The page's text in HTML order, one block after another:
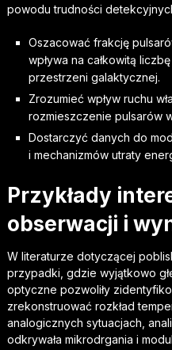
powodu trudności
Oszacować frakcję
wpływa na całkowitą
przestrzeni galaktycznej.
Zrozumieć wpływ ruchu
rozmieszczenie pulsarów
Dostarczyć danych do
i mechanizmów utraty
Przykłady
obserwacji i
W literaturze dotyczącej
przypadki, gdzie wyjątkowo
optyczne pozwoliły
zrekonstruować rozkład
analogicznych sytuacjach,
odkrywała mikrodrgania i